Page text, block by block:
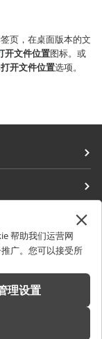
页，在桌面版本的文
开文件位置图标。或
打开文件位置选项。
帮助我们运营网
广。您可以接受所
理设置